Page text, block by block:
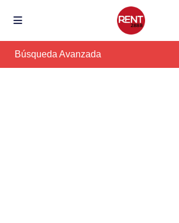
Búsqueda Avanzada